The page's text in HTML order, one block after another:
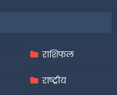
राशिफल
राष्ट्रीय